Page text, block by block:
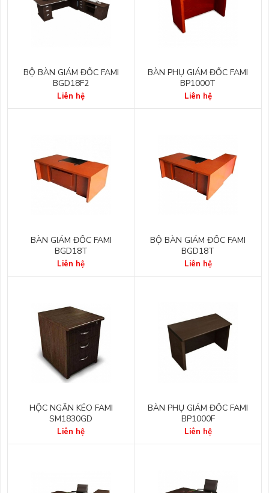
BỘ BÀN GIÁM ĐỐC FAMI
BGD18F2
Liên hệ
BÀN PHỤ GIÁM ĐỐC FAMI
BP1000T
Liên hệ
BÀN GIÁM ĐỐC FAMI
BGD18T
Liên hệ
BỘ BÀN GIÁM ĐỐC FAMI
BGD18T
Liên hệ
HỘC NGĂN KÉO FAMI
SM1830GD
Liên hệ
BÀN PHỤ GIÁM ĐỐC FAMI
BP1000F
Liên hệ